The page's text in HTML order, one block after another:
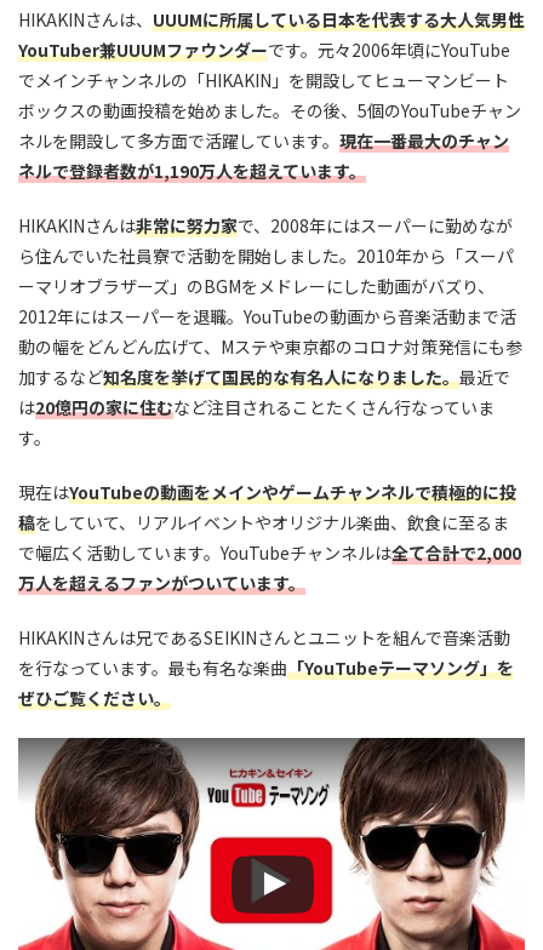
HIKAKINさんは、 UUUMに所属している日本を代表する大人気男性
YouTuber兼UUUMファウンダーです。元々2006年頃にYouTube
でメインチャンネルの「HIKAKIN」を開設してヒューマンビート
ボックスの動画投稿を始めました。その後、5個のYouTubeチャン
ネルを開設して多方面で活躍しています。 現在一番最大のチャン
ネルで登録者数が1,190万人を超えています。
HIKAKINさんは非常に努力家で、2008年にはスーパーに勤めなが
ら住んでいた社員寮で活動を開始しました。2010年から「スーパ
ーマリオブラザーズ」のBGMをメドレーにした動画がバズり、
2012年にはスーパーを退職。YouTubeの動画から音楽活動まで活
動の幅をどんどん広げて、Mステや東京都のコロナ対策発信にも参
加するなど知名度を挙げて国民的な有名人になりました。最近で
は20億円の家に住むなど注目されることたくさん行なっていま
す。
現在はYouTubeの動画をメインやゲームチャンネルで積極的に投
稿をしていて、リアルイベントやオリジナル楽曲、飲食に至るま
で幅広く活動しています。YouTubeチャンネルは全て合計で2,000
万人を超えるファンがついています。
HIKAKINさんは兄であるSEIKINさんとユニットを組んで音楽活動
を行なっています。最も有名な楽曲「YouTubeテーマソング」を
ぜひご覧ください。
この動画を YouTube で視聴